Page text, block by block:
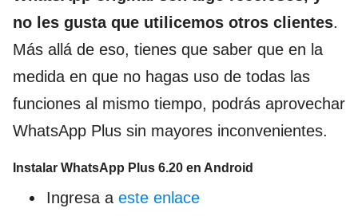
no les gusta que utilicemos otros clientes.
Más allá de eso, tienes que saber que en la
medida en que no hagas uso de todas las
funciones al mismo tiempo, podrás aprovechar
WhatsApp Plus sin mayores inconvenientes.
Instalar WhatsApp Plus 6.20 en Android
Ingresa a este enlace